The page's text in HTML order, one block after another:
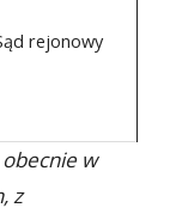
rejonowy
w
z